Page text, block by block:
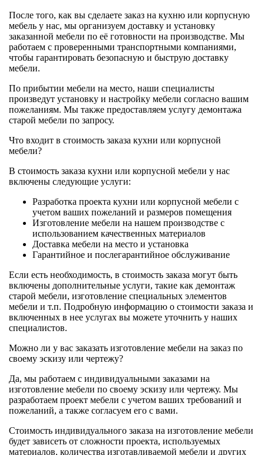
После того, как вы сделаете заказ на кухню или корпусную
мебель у нас, мы организуем доставку и установку
заказанной мебели по её готовности на производстве. Мы
работаем с проверенными транспортными компаниями,
чтобы гарантировать безопасную и быструю доставку
мебели.
По прибытии мебели на место, наши специалисты
произведут установку и настройку мебели согласно вашим
пожеланиям. Мы также предоставляем услугу демонтажа
старой мебели по запросу.
Что входит в стоимость заказа кухни или корпусной
мебели?
В стоимость заказа кухни или корпусной мебели у нас
включены следующие услуги:
Разработка проекта кухни или корпусной мебели с
учетом ваших пожеланий и размеров помещения
Изготовление мебели на нашем производстве с
использованием качественных материалов
Доставка мебели на место и установка
Гарантийное и послегарантийное обслуживание
Если есть необходимость, в стоимость заказа могут быть
включены дополнительные услуги, такие как демонтаж
старой мебели, изготовление специальных элементов
мебели и т.п. Подробную информацию о стоимости заказа и
включенных в нее услугах вы можете уточнить у наших
специалистов.
Можно ли у вас заказать изготовление мебели на заказ по
своему эскизу или чертежу?
Да, мы работаем с индивидуальными заказами на
изготовление мебели по своему эскизу или чертежу. Мы
разработаем проект мебели с учетом ваших требований и
пожеланий, а также согласуем его с вами.
Стоимость индивидуального заказа на изготовление мебели
будет зависеть от сложности проекта, используемых
материалов, количества изготавливаемой мебели и других